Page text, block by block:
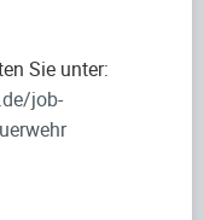
Sie unter:
job-